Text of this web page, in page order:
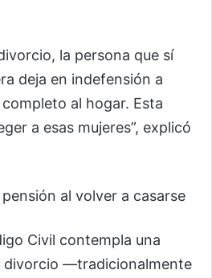
la persona que sí
deja en indefensión a
al hogar. Esta
a esas mujeres”, explicó
al volver a casarse
Civil contempla una
divorcio —tradicionalmente